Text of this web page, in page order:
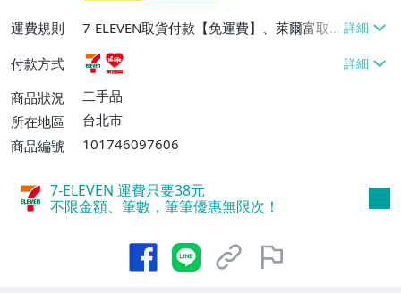
運費規則
7-ELEVEN取貨付款【免運費】、萊爾富取
貨付款【免運費】
付款方式
商品狀況
二手品
所在地區
台北市
商品編號
101746097606
7-ELEVEN 運費只要38元
不限金額、筆數，筆筆優惠無限次！